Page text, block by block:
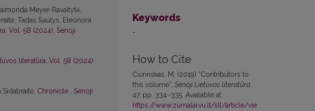
Keywords
-
How to Cite
Čiurinskas, M. (2019) “Contributors to
this volume”, Senoji Lietuvos literatūra,
47, pp. 334–335. Available at:
https://www.zurnalai.vu.lt/sll/article/vie
Meyer-Ravaitytė,
Tadas Šaulys, Eleonora
Vol. 58 (2024): Senoji
literatūra: Vol. 58 (2024):
Sidabraitė, Chronicle , Senoji